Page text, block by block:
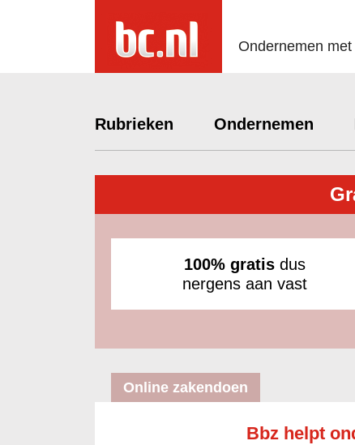
Ondernemen met
Rubrieken Ondernemen
100% gratis dus
nergens aan vast
Online zakendoen
Bbz helpt